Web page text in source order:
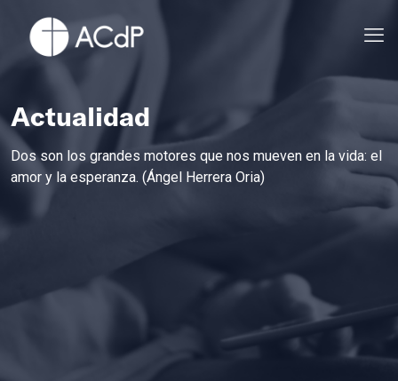
Actualidad
Dos son los grandes motores que nos mueven en la vida: el
amor y la esperanza. (Ángel Herrera Oria)